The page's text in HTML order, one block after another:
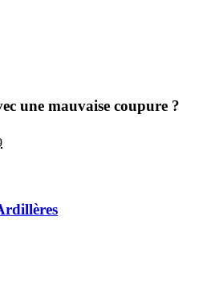
une mauvaise coupure ?